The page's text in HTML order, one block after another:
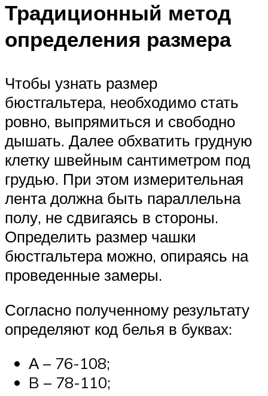
Традиционный метод
определения размера
Чтобы узнать размер
бюстгальтера, необходимо стать
ровно, выпрямиться и свободно
дышать. Далее обхватить грудную
клетку швейным сантиметром под
грудью. При этом измерительная
лента должна быть параллельна
полу, не сдвигаясь в стороны.
Определить размер чашки
бюстгальтера можно, опираясь на
проведенные замеры.
Согласно полученному результату
определяют код белья в буквах:
А – 76-108;
B – 78-110;